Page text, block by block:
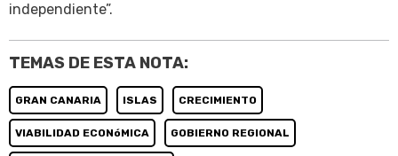
independiente”.
TEMAS DE ESTA NOTA:
GRAN CANARIA ISLAS CRECIMIENTO
VIABILIDAD ECONóMICA GOBIERNO REGIONAL